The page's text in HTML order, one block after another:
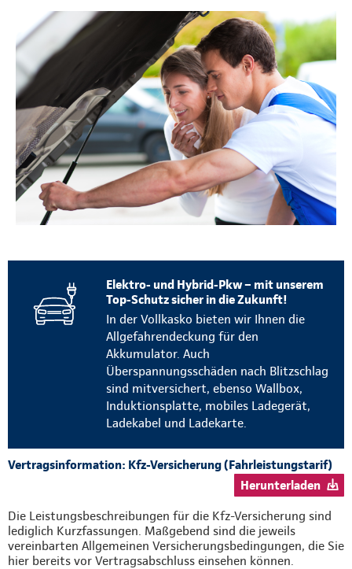
Elektro- und Hybrid-Pkw – mit unserem
Top-Schutz sicher in die Zukunft!
In der Vollkasko bieten wir Ihnen die
Allgefahrendeckung für den
Akkumulator. Auch
Überspannungsschäden nach Blitzschlag
sind mitversichert, ebenso Wallbox,
Induktionsplatte, mobiles Ladegerät,
Ladekabel und Ladekarte.
Vertragsinformation: Kfz-Versicherung (Fahrleistungstarif)
Herunterladen
Die Leistungsbeschreibungen für die Kfz-Versicherung sind
lediglich Kurzfassungen. Maßgebend sind die jeweils
vereinbarten Allgemeinen Versicherungsbedingungen, die Sie
hier bereits vor Vertragsabschluss einsehen können.